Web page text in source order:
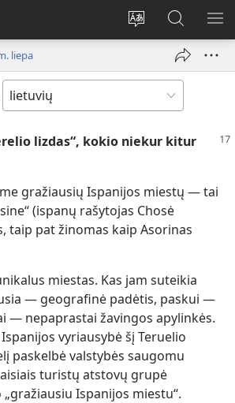
Pakeisti
svetainės
Prisijungti
(atsiveria Paieška
svetainėje
JW.ORG
liepa
lizdas“, kokio niekur kitur
gražiausių Ispanijos miestų — tai
(ispanų rašytojas Chosė
taip pat žinomas kaip Asorinas
miestas. Kas jam suteikia
— geografinė padėtis, paskui —
— nepaprastai žavingos apylinkės.
vyriausybė šį Teruelio
paskelbė valstybės saugomu
turistų atstovų grupė
Ispanijos miestu“.